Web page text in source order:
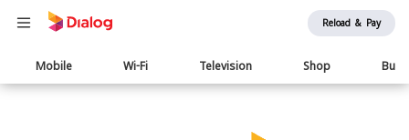
Reload & Pay
Main
navigation
Mobile Wi-Fi Television Shop